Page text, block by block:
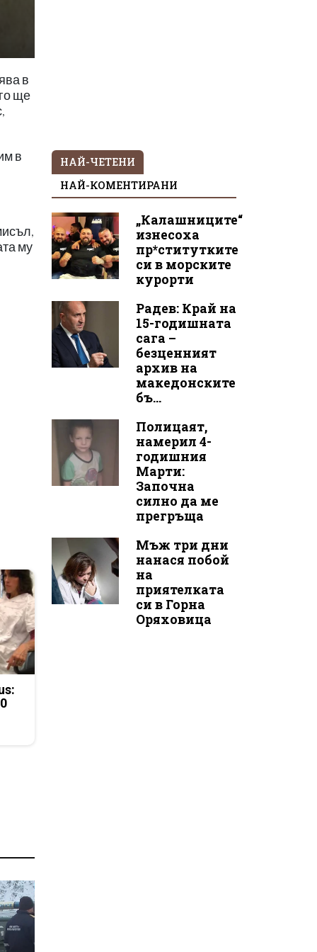
в
ще
в
му
НАЙ-ЧЕТЕНИ
НАЙ-КОМЕНТИРАНИ
„Калашниците“
изнесоха
пр*ститутките
си в морските
курорти
Радев: Край на
15-годишната
сага –
безценният
архив на
македонските
бъ...
Полицаят,
намерил 4-
годишния
Марти:
Започна
силно да ме
прегръща
Мъж три дни
нанася побой
на
приятелката
си в Горна
Оряховица